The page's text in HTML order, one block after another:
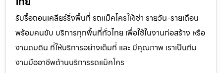
รับรื้อถอนเคลียร์ริ่งพื้นที่ รถแม็คโครให้เช่า รายวัน-รายเดือน
พร้อมคนขับ บริการทุกพื้นที่ทั่วไทย เพื่อใช้ในงานก่อสร้าง หรือ
งานถมดิน ที่ให้บริการอย่างเต็มที่ และ มีคุณภาพ เราเป็นทีม
งานมืออาชีพด้านบริการรถแม็คโคร